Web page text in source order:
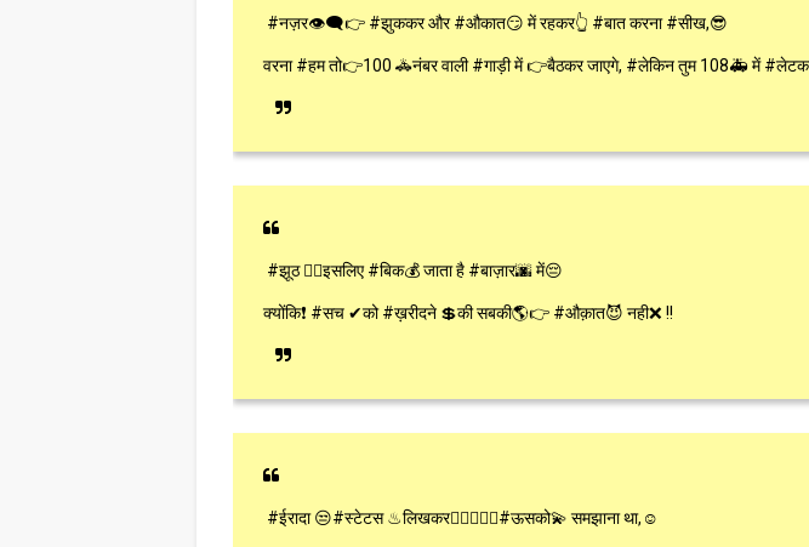
#नज़र👁‍🗨👉 #झुककर और #औकात😏 में रहकर👆 #बात करना #सीख,😎
वरना #हम तो👉100 🚓नंबर वाली #गाड़ी में 👉बैठकर जाएगे, #लेकिन तुम 108🚑 में
#झूठ 👎🏼इसलिए #बिक💰 जाता है #बाज़ार🌆 में😔
क्योंकि❗ #सच ✔को #ख़रीदने 💲की सबकी🌎👉 #औक़ात😈 नही❌ !!
#ईरादा 😒#स्टेटस ♨लिखकर👉🏻👱🏻‍♀#ऊसको💫 समझाना था,☺